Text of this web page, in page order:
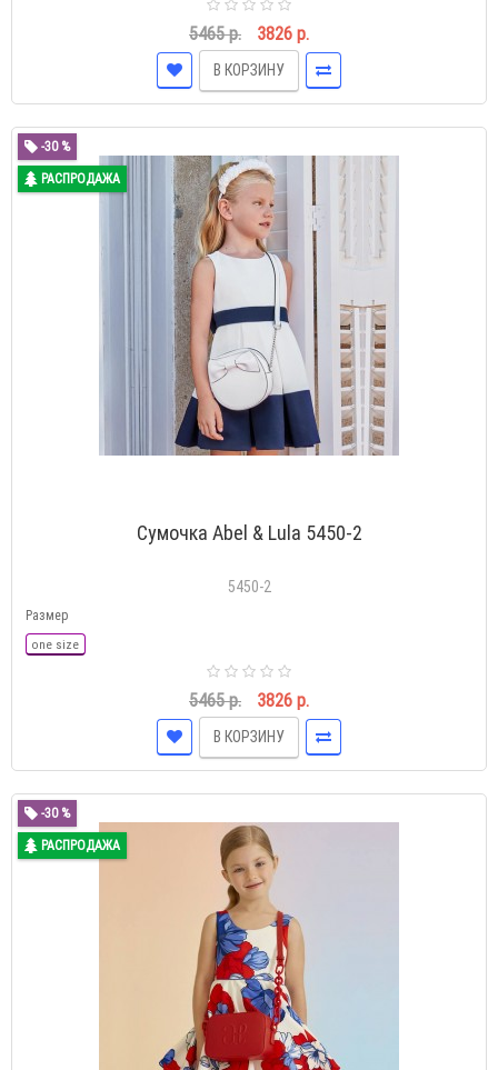
5465 р. 3826 р.
В КОРЗИНУ
-30 %
РАСПРОДАЖА
Сумочка Abel & Lula 5450-2
5450-2
Размер
one size
5465 р. 3826 р.
В КОРЗИНУ
-30 %
РАСПРОДАЖА